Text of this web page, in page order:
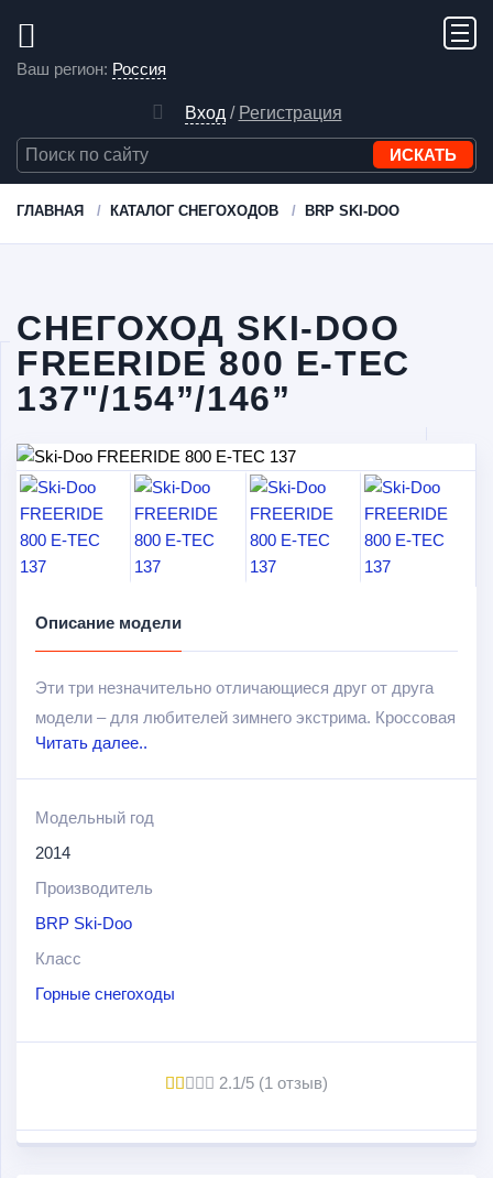
Ваш регион: Россия
Вход / Регистрация
ГЛАВНАЯ КАТАЛОГ СНЕГОХОДОВ BRP SKI-DOO
СНЕГОХОД SKI-DOO
FREERIDE 800 E-TEC
137"/154”/146”
Описание модели
Эти три незначительно отличающиеся друг от друга
модели – для любителей зимнего экстрима. Кроссовая
рама MX Z X обладает не только малым весом, но и
удивительной выносливостью. Эта разновидность
Рулевая колонка на FREERIDE 800 E-TEC перенесена
вперед, а усилители подножек имеют специальные
обладает прогрессивно-возрастающей
дискомфорта. Этому же способствуют и амортизаторы
KYB PRO (диаметр - 40 мм) с дополнительными
Читать далее..
Модельный год
2014
Производитель
BRP Ski-Doo
Класс
Горные снегоходы
2.1/5 (1 отзыв)